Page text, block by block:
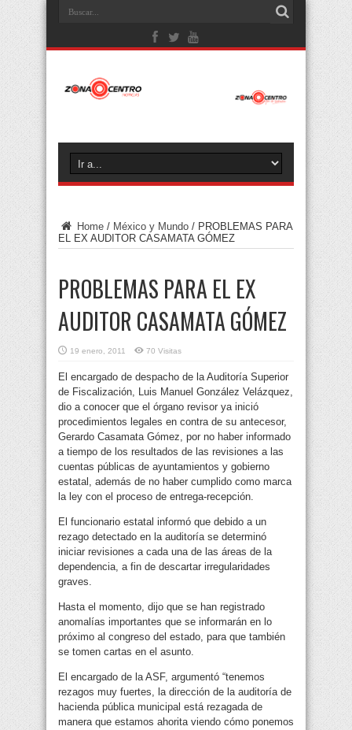
Home / México y Mundo / PROBLEMAS PARA
EL EX AUDITOR CASAMATA GÓMEZ
PROBLEMAS PARA EL EX
AUDITOR CASAMATA GÓMEZ
19 enero, 2011 70 Visitas
El encargado de despacho de la Auditoría Superior
de Fiscalización, Luis Manuel González Velázquez,
dio a conocer que el órgano revisor ya inició
procedimientos legales en contra de su antecesor,
Gerardo Casamata Gómez, por no haber informado
a tiempo de los resultados de las revisiones a las
cuentas públicas de ayuntamientos y gobierno
estatal, además de no haber cumplido como marca
la ley con el proceso de entrega-recepción.
El funcionario estatal informó que debido a un
rezago detectado en la auditoría se determinó
iniciar revisiones a cada una de las áreas de la
dependencia, a fin de descartar irregularidades
graves.
Hasta el momento, dijo que se han registrado
anomalías importantes que se informarán en lo
próximo al congreso del estado, para que también
se tomen cartas en el asunto.
El encargado de la ASF, argumentó “tenemos
rezagos muy fuertes, la dirección de la auditoría de
hacienda pública municipal está rezagada de
manera que estamos ahorita viendo cómo ponemos